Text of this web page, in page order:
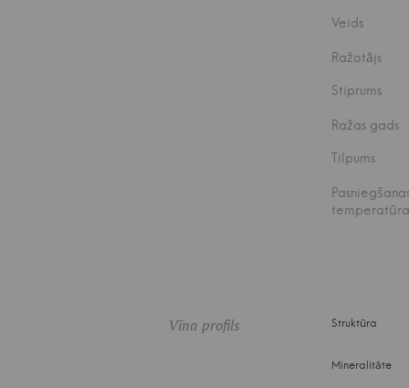
Veids
Ražotājs
Stiprums
Ražas gads
Tilpums
temperatūra
Vīna profils Struktūra
Mineralitāte